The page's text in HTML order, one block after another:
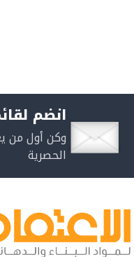
انضم
وكن أول من
الحصرية